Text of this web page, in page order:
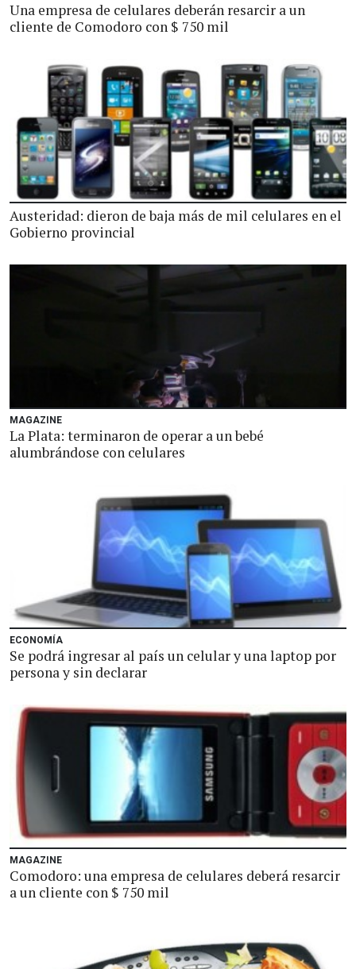
Una empresa de celulares deberán resarcir a un
cliente de Comodoro con $ 750 mil
Austeridad: dieron de baja más de mil celulares en el
Gobierno provincial
MAGAZINE
La Plata: terminaron de operar a un bebé
alumbrándose con celulares
ECONOMÍA
Se podrá ingresar al país un celular y una laptop por
persona y sin declarar
MAGAZINE
Comodoro: una empresa de celulares deberá resarcir
a un cliente con $ 750 mil